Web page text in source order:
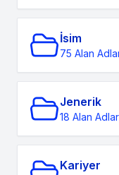
İsim
75 Alan
Jenerik
18 Alan
Kariyer